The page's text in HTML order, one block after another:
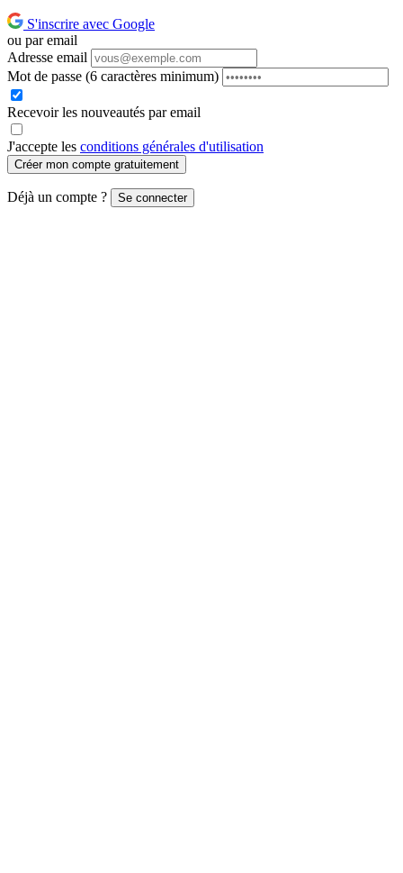
S'inscrire avec Google
ou par email
Adresse email
Mot de passe (6 caractères minimum)
Recevoir les nouveautés par email
J'accepte les conditions générales d'utilisation
Créer mon compte gratuitement
Déjà un compte ? Se connecter